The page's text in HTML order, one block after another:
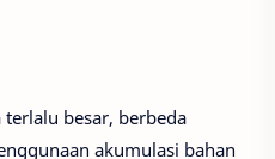
besar, berbeda
akumulasi bahan